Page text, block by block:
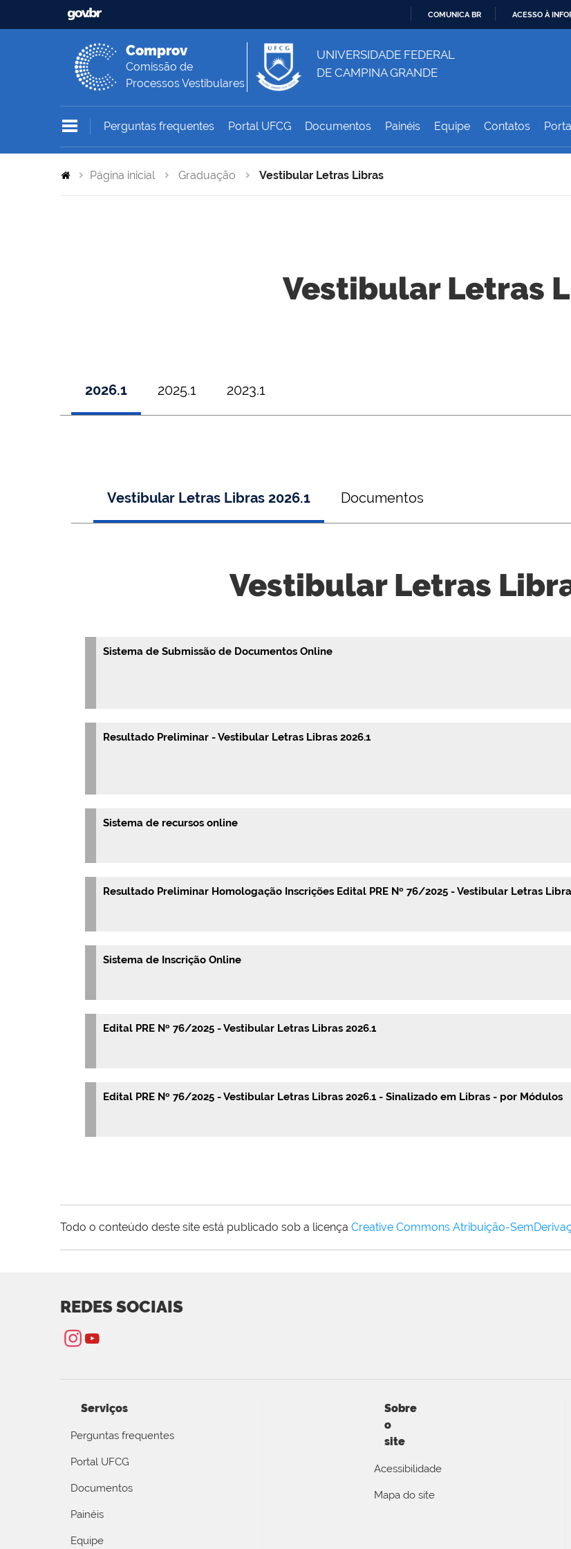
COMUNICA BR ACESSO À
Comissão de
Processos Vestibulares
Comprov
UNIVERSIDADE FEDERAL
DE CAMPINA GRANDE
Perguntas frequentes Portal UFCG Documentos Painéis Equipe Contatos
Página inicial Graduação Vestibular Letras Libras
Vestibular Letras
2026.1 2025.1 2023.1
Vestibular Letras Libras 2026.1 Documentos
Vestibular Letras
Sistema de Submissão de Documentos Online
Resultado Preliminar - Vestibular Letras Libras 2026.1
Sistema de recursos online
Resultado Preliminar Homologação Inscrições Edital PRE Nº 76/2025 - Vestibular Letras
Sistema de Inscrição Online
Edital PRE Nº 76/2025 - Vestibular Letras Libras 2026.1
Edital PRE Nº 76/2025 - Vestibular Letras Libras 2026.1 - Sinalizado em Libras - por Módulos
Todo o conteúdo deste site está publicado sob a licença Creative Commons Atribuição-
REDES SOCIAIS
Serviços
Perguntas frequentes
Portal UFCG
Documentos
Painéis
Equipe
Sobre
o
site
Acessibilidade
Mapa do site